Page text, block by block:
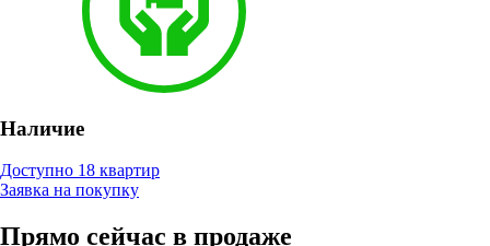
Наличие
Доступно 18 квартир
Заявка на покупку
Прямо сейчас в продаже